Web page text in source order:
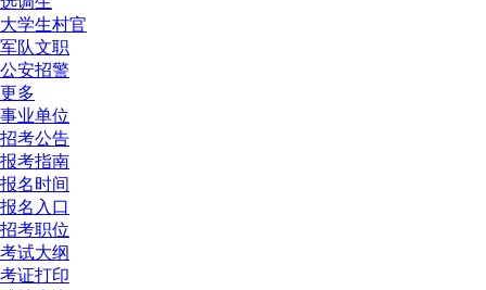
大学生村官
军队文职
公安招警
更多
事业单位
招考公告
报考指南
报名时间
报名入口
招考职位
考试大纲
考证打印